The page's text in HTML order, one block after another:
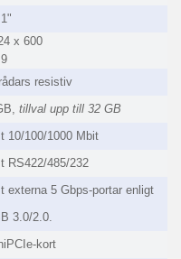
x 600
resistiv
tillval upp till 32 GB
10/100/1000 Mbit
RS422/485/232
externa 5 Gbps-portar enligt
3.0/2.0.
kort